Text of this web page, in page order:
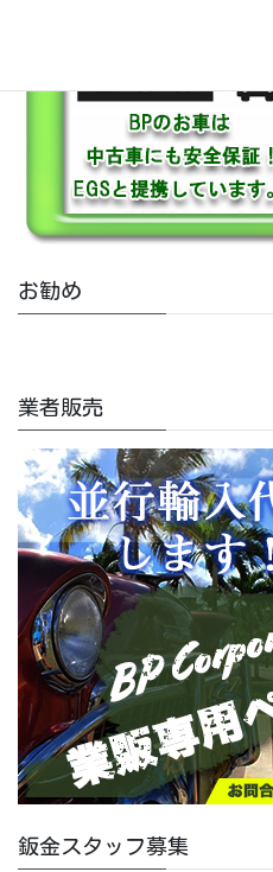
お勧め
業者販売
鈑金スタッフ募集